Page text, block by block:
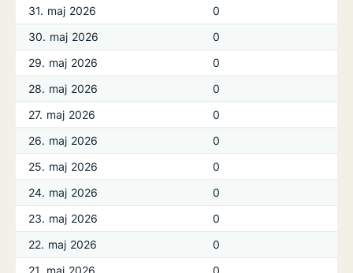
31. maj 2026
0
30. maj 2026
0
29. maj 2026
0
28. maj 2026
0
27. maj 2026
0
26. maj 2026
0
25. maj 2026
0
24. maj 2026
0
23. maj 2026
0
22. maj 2026
0
21. maj 2026
0